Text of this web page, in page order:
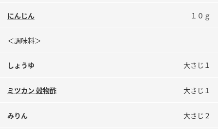
業務用サイト
にんじん １０ｇ
＜調味料＞
しょうゆ 大さじ１
ミツカン 穀物酢 大さじ１
みりん 大さじ２